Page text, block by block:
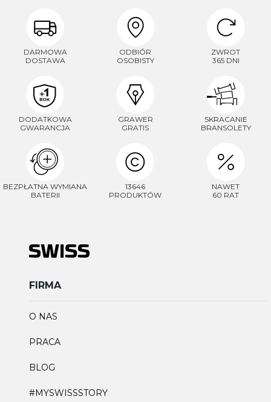
DARMOWA
DOSTAWA
ODBIÓR
OSOBISTY
ZWROT
365 DNI
DODATKOWA
GWARANCJA
GRAWER
GRATIS
SKRACANIE
BRANSOLETY
BEZPŁATNA WYMIANA
BATERII
13646
PRODUKTÓW
NAWET
60 RAT
FIRMA
O NAS
PRACA
BLOG
#MYSWISSSTORY